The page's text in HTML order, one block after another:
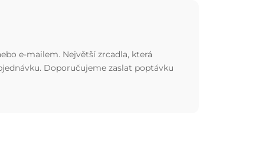
e-mailem. Největší zrcadla, která
Doporučujeme zaslat poptávku